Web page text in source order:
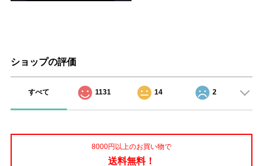
ショップの評価
すべて 1131 14 2
8000円以上のお買い物で
送料無料！